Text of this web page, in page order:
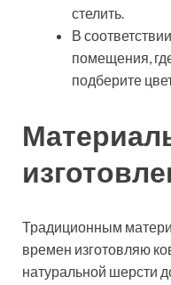
стелить.
В
помещения,
подберите
Традиционным
времен изготовляю
натуральной шерсти